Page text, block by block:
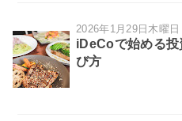
2026年1月29日木曜日
iDeCoで始める
び方